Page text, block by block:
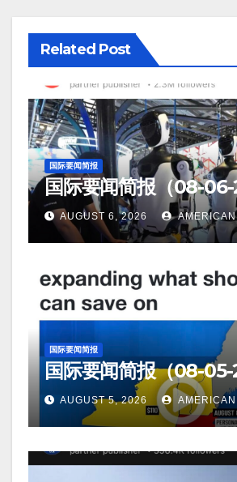
Related Post
国际要闻简报
国际要闻简报（08-
AUGUST 6, 2026
国际要闻简报
国际要闻简报（08-05-
AUGUST 5, 2026